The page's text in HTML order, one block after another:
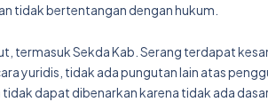
tidak bertentangan dengan hukum.
termasuk Sekda Kab. Serang terdapat
yuridis, tidak ada pungutan lain atas
dapat dibenarkan karena tidak ada